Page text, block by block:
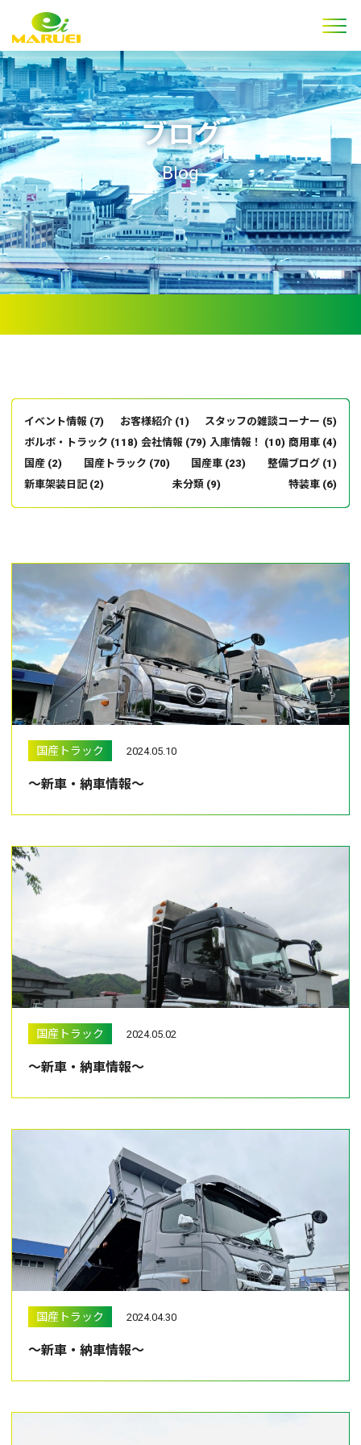
ブログ
Blog
イベント情報 (7) お客様紹介(1) スタッフの雑談コーナー (5)
ボルボ・トラック (118) 会社情報 (79) 入庫情報！ (10) 商用車 (4)
国産 (2) 国産トラック (70) 国産車 (23) 整備ブログ(1)
新車架装日記(2) 未分類(9) 特装車 (6)
国産トラック 2024.05.10
～新車・納車情報～
国産トラック 2024.05.02
～新車・納車情報～
国産トラック 2024.04.30
～新車・納車情報～